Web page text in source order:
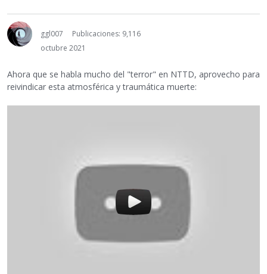
ggl007
Publicaciones: 9,116
octubre 2021
Ahora que se habla mucho del "terror" en NTTD, aprovecho para
reivindicar esta atmosférica y traumática muerte: